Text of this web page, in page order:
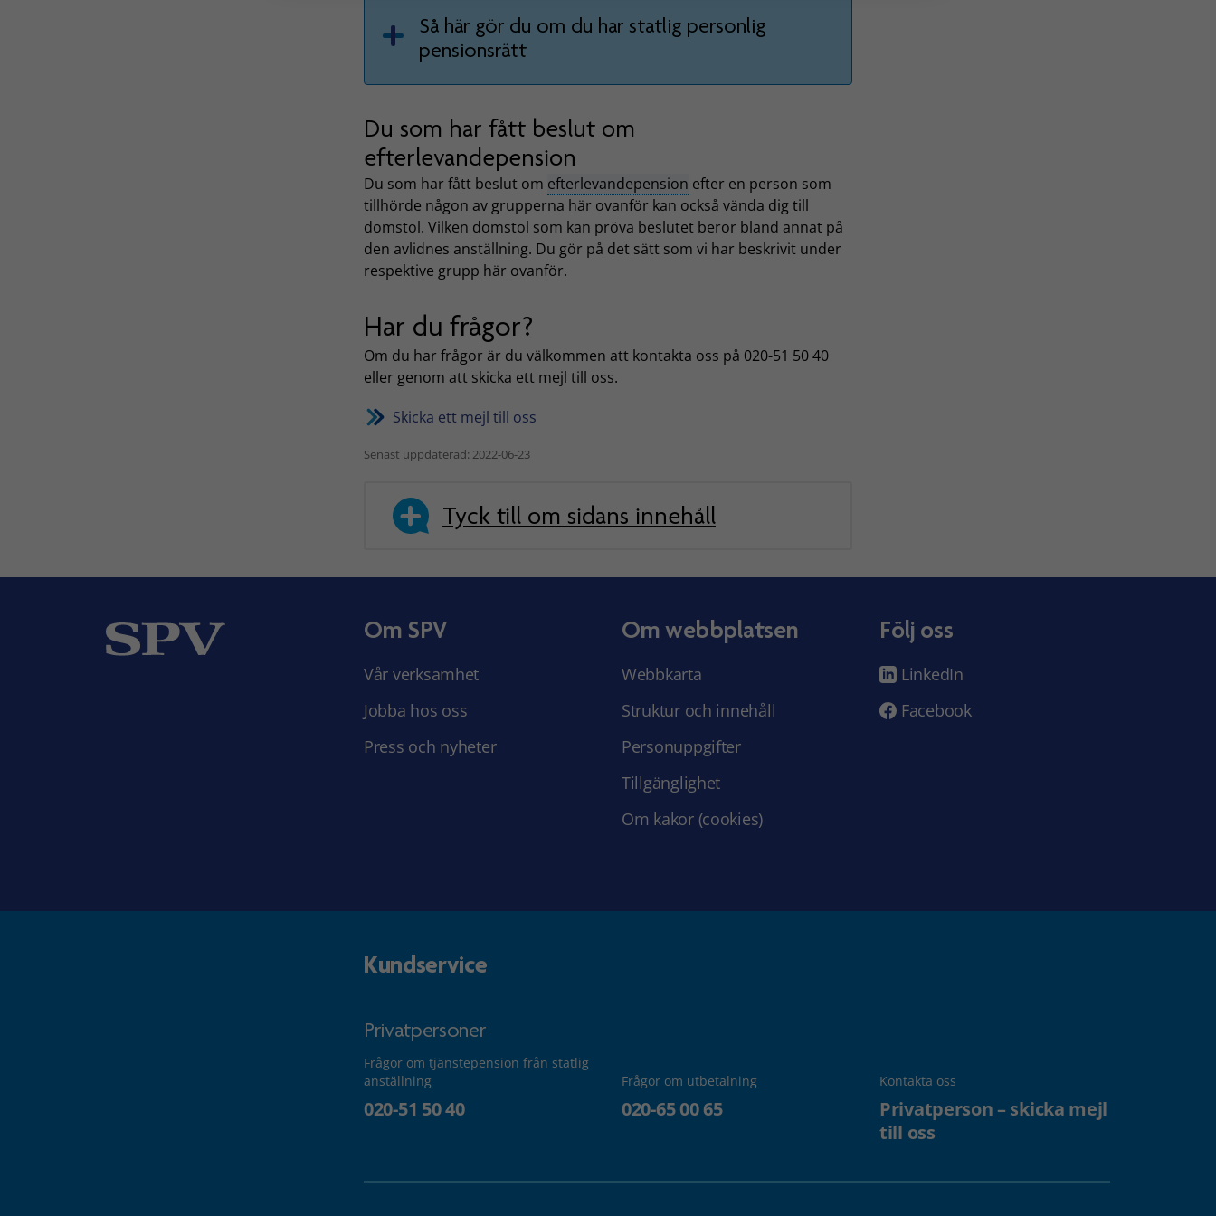
Så här gör du om du har statlig personlig
pensionsrätt
Du som har fått beslut om
efterlevandepension
Du som har fått beslut om efterlevandepension efter en person som
tillhörde någon av grupperna här ovanför kan också vända dig till
domstol. Vilken domstol som kan pröva beslutet beror bland annat på
den avlidnes anställning. Du gör på det sätt som vi har beskrivit under
respektive grupp här ovanför.
Har du frågor?
Om du har frågor är du välkommen att kontakta oss på 020-51 50 40
eller genom att skicka ett mejl till oss.
Skicka ett mejl till oss
Senast uppdaterad: 2022-06-23
Tyck till om sidans innehåll
Om SPV
Vår verksamhet
Jobba hos oss
Press och nyheter
Om webbplatsen
Webbkarta
Struktur och innehåll
Personuppgifter
Tillgänglighet
Om kakor (cookies)
Följ oss
LinkedIn
Facebook
Kundservice
Privatpersoner
Frågor om tjänstepension från statlig
anställning
020-51 50 40
Frågor om utbetalning
020-65 00 65
Kontakta oss
Privatperson – skicka mejl
till oss